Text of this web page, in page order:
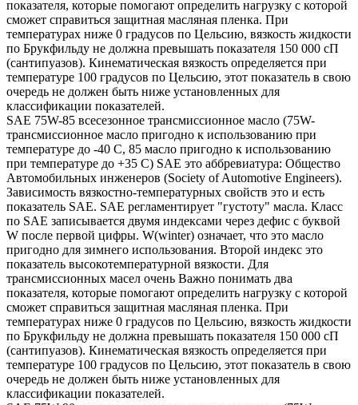
показателя, которые помогают определить нагрузку с которой
сможет справиться защитная масляная пленка. При
температурах ниже 0 градусов по Цельсию, вязкость жидкости
по Брукфильду не должна превышать показателя 150 000 сП
(сантипуазов). Кинематическая вязкость определяется при
температуре 100 градусов по Цельсию, этот показатель в свою
очередь не должен быть ниже установленных для
классификации показателей.
SAE 75W-85 всесезонное трансмиссионное масло (75W-
трансмиссионное масло пригодно к использованию при
температуре до -40 С, 85 масло пригодно к использованию
при температуре до +35 С) SAE это аббревиатура: Общество
Автомобильных инженеров (Society of Automotive Engineers).
Зависимость вязкостно-температурных свойств это и есть
показатель SAE. SAE регламентирует "густоту" масла. Класс
по SAE записывается двумя индексами через дефис с буквой
W после первой цифры. W(winter) означает, что это масло
пригодно для зимнего использования. Второй индекс это
показатель высокотемпературной вязкости. Для
трансмиссионных масел очень Важно понимать два
показателя, которые помогают определить нагрузку с которой
сможет справиться защитная масляная пленка. При
температурах ниже 0 градусов по Цельсию, вязкость жидкости
по Брукфильду не должна превышать показателя 150 000 сП
(сантипуазов). Кинематическая вязкость определяется при
температуре 100 градусов по Цельсию, этот показатель в свою
очередь не должен быть ниже установленных для
классификации показателей.